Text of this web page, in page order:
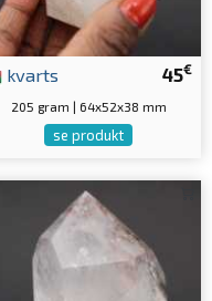
45€
kvarts
205 gram | 64x52x38 mm
se produkt